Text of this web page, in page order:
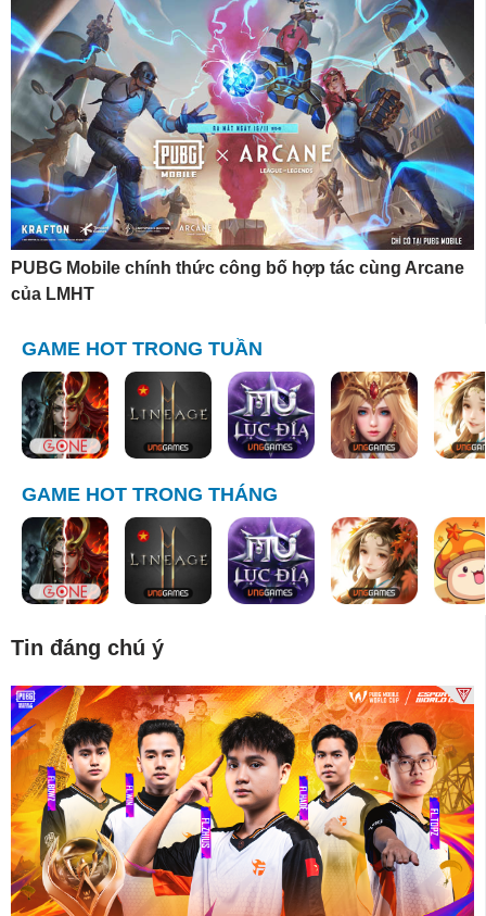
PUBG Mobile chính thức công bố hợp tác cùng Arcane
của LMHT
GAME HOT TRONG TUẦN
GAME HOT TRONG THÁNG
Tin đáng chú ý